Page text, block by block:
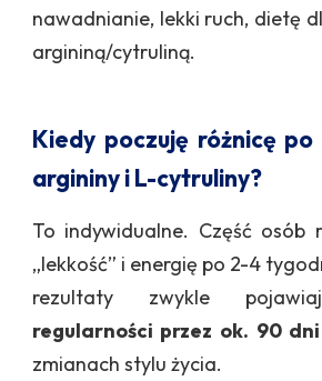
nawadnianie, lekki ruch, dietę
argininą/cytruliną.
Kiedy poczuję różnicę po
argininy i L-cytruliny?
To indywidualne. Część osób
„lekkość” i energię po 2-4
rezultaty zwykle
regularności przez ok. 90 dni
zmianach stylu życia.